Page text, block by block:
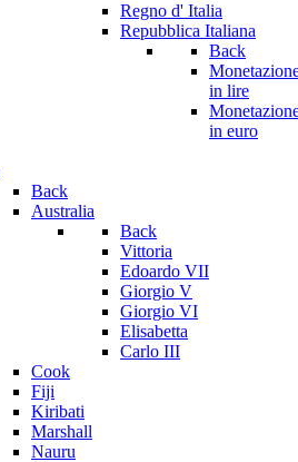
Regno d' Italia
Repubblica Italiana
Back
in lire
in euro
Back
Australia
Back
Vittoria
Edoardo VII
Giorgio V
Giorgio VI
Elisabetta
Carlo III
Cook
Fiji
Kiribati
Marshall
Nauru